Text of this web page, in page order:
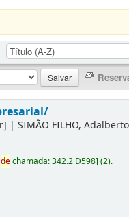
|SIMÃO FILHO, Adalberto
dechamada:342.2 D598](2).